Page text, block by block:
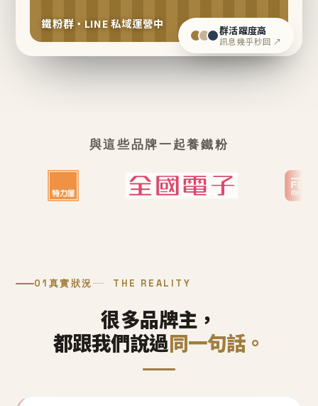
鐵粉群・LINE 私域運營中 群活躍度高
訊息幾乎秒回 ↗
與這些品牌一起養鐵粉
01 真實狀況 THE REALITY
很多品牌主，
都跟我們說過同一句話。